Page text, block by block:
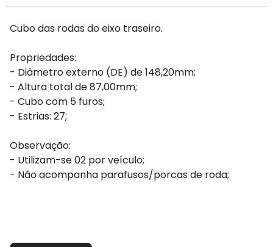
Cubo das rodas do eixo traseiro.
Propriedades:
- Diâmetro externo (DE) de 148,20mm;
- Altura total de 87,00mm;
- Cubo com 5 furos;
- Estrias: 27;
Observação:
- Utilizam-se 02 por veículo;
- Não acompanha parafusos/porcas de roda;